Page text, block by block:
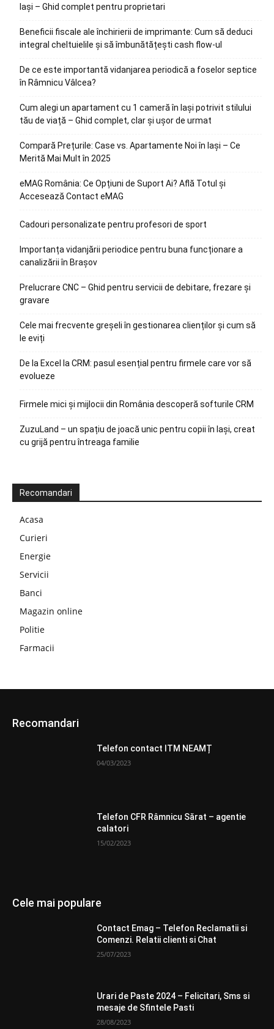
Iași – Ghid complet pentru proprietari
Beneficii fiscale ale închirierii de imprimante: Cum să deduci
integral cheltuielile și să îmbunătățești cash flow-ul
De ce este importantă vidanjarea periodică a foselor septice
în Râmnicu Vâlcea?
Cum alegi un apartament cu 1 cameră în Iași potrivit stilului
tău de viață – Ghid complet, clar și ușor de urmat
Compară Prețurile: Case vs. Apartamente Noi în Iași – Ce
Merită Mai Mult în 2025
eMAG România: Ce Opțiuni de Suport Ai? Află Totul și
Accesează Contact eMAG
Cadouri personalizate pentru profesori de sport
Importanța vidanjării periodice pentru buna funcționare a
canalizării în Brașov
Prelucrare CNC – Ghid pentru servicii de debitare, frezare și
gravare
Cele mai frecvente greșeli în gestionarea clienților și cum să
le eviți
De la Excel la CRM: pasul esențial pentru firmele care vor să
evolueze
Firmele mici și mijlocii din România descoperă softurile CRM
ZuzuLand – un spațiu de joacă unic pentru copii în Iași, creat
cu grijă pentru întreaga familie
Recomandari
Acasa
Curieri
Energie
Servicii
Banci
Magazin online
Politie
Farmacii
Recomandari
Telefon contact ITM NEAMȚ
04/03/2023
Telefon CFR Râmnicu Sărat – agentie
calatori
15/02/2023
Cele mai populare
Contact Emag – Telefon Reclamatii si
Comenzi. Relatii clienti si Chat
25/07/2023
Urari de Paste 2024 – Felicitari, Sms si
mesaje de Sfintele Pasti
28/08/2023